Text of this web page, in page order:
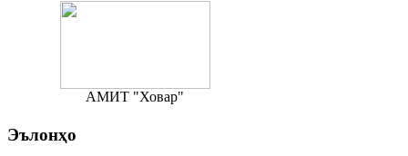
АМИТ "Ховар"
Эълонҳо